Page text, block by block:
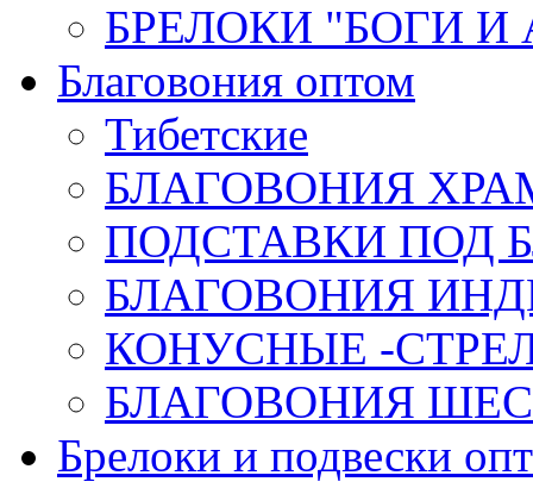
БРЕЛОКИ "БОГИ И
Благовония оптом
Тибетские
БЛАГОВОНИЯ
ПОДСТАВКИ ПОД
БЛАГОВОНИЯ
КОНУСНЫЕ -
БЛАГОВОНИЯ
Брелоки и подвески